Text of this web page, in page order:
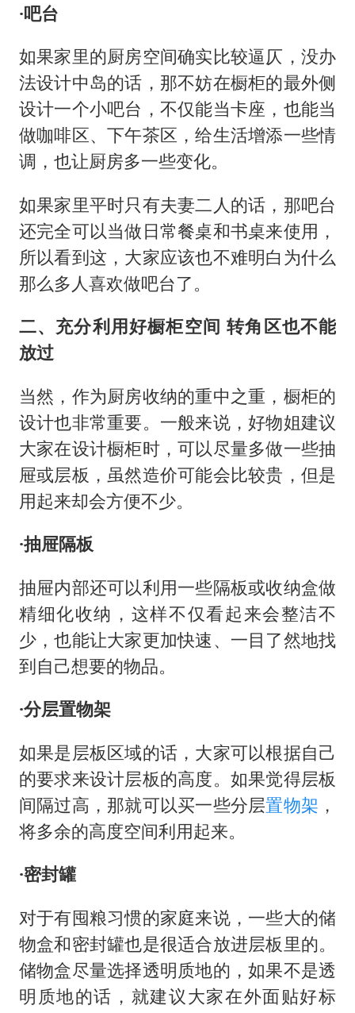
·吧台
如果家里的厨房空间确实比较逼仄，没办
法设计中岛的话，那不妨在橱柜的最外侧
设计一个小吧台，不仅能当卡座，也能当
做咖啡区、下午茶区，给生活增添一些情
调，也让厨房多一些变化。
如果家里平时只有夫妻二人的话，那吧台
还完全可以当做日常餐桌和书桌来使用，
所以看到这，大家应该也不难明白为什么
那么多人喜欢做吧台了。
二、充分利用好橱柜空间 转角区也不能
放过
当然，作为厨房收纳的重中之重，橱柜的
设计也非常重要。一般来说，好物姐建议
大家在设计橱柜时，可以尽量多做一些抽
屉或层板，虽然造价可能会比较贵，但是
用起来却会方便不少。
·抽屉隔板
抽屉内部还可以利用一些隔板或收纳盒做
精细化收纳，这样不仅看起来会整洁不
少，也能让大家更加快速、一目了然地找
到自己想要的物品。
·分层置物架
如果是层板区域的话，大家可以根据自己
的要求来设计层板的高度。如果觉得层板
间隔过高，那就可以买一些分层置物架 ，
将多余的高度空间利用起来。
·密封罐
对于有囤粮习惯的家庭来说，一些大的储
物盒和密封罐也是很适合放进层板里的。
储物盒尽量选择透明质地的，如果不是透
明质地的话，就建议大家在外面贴好标